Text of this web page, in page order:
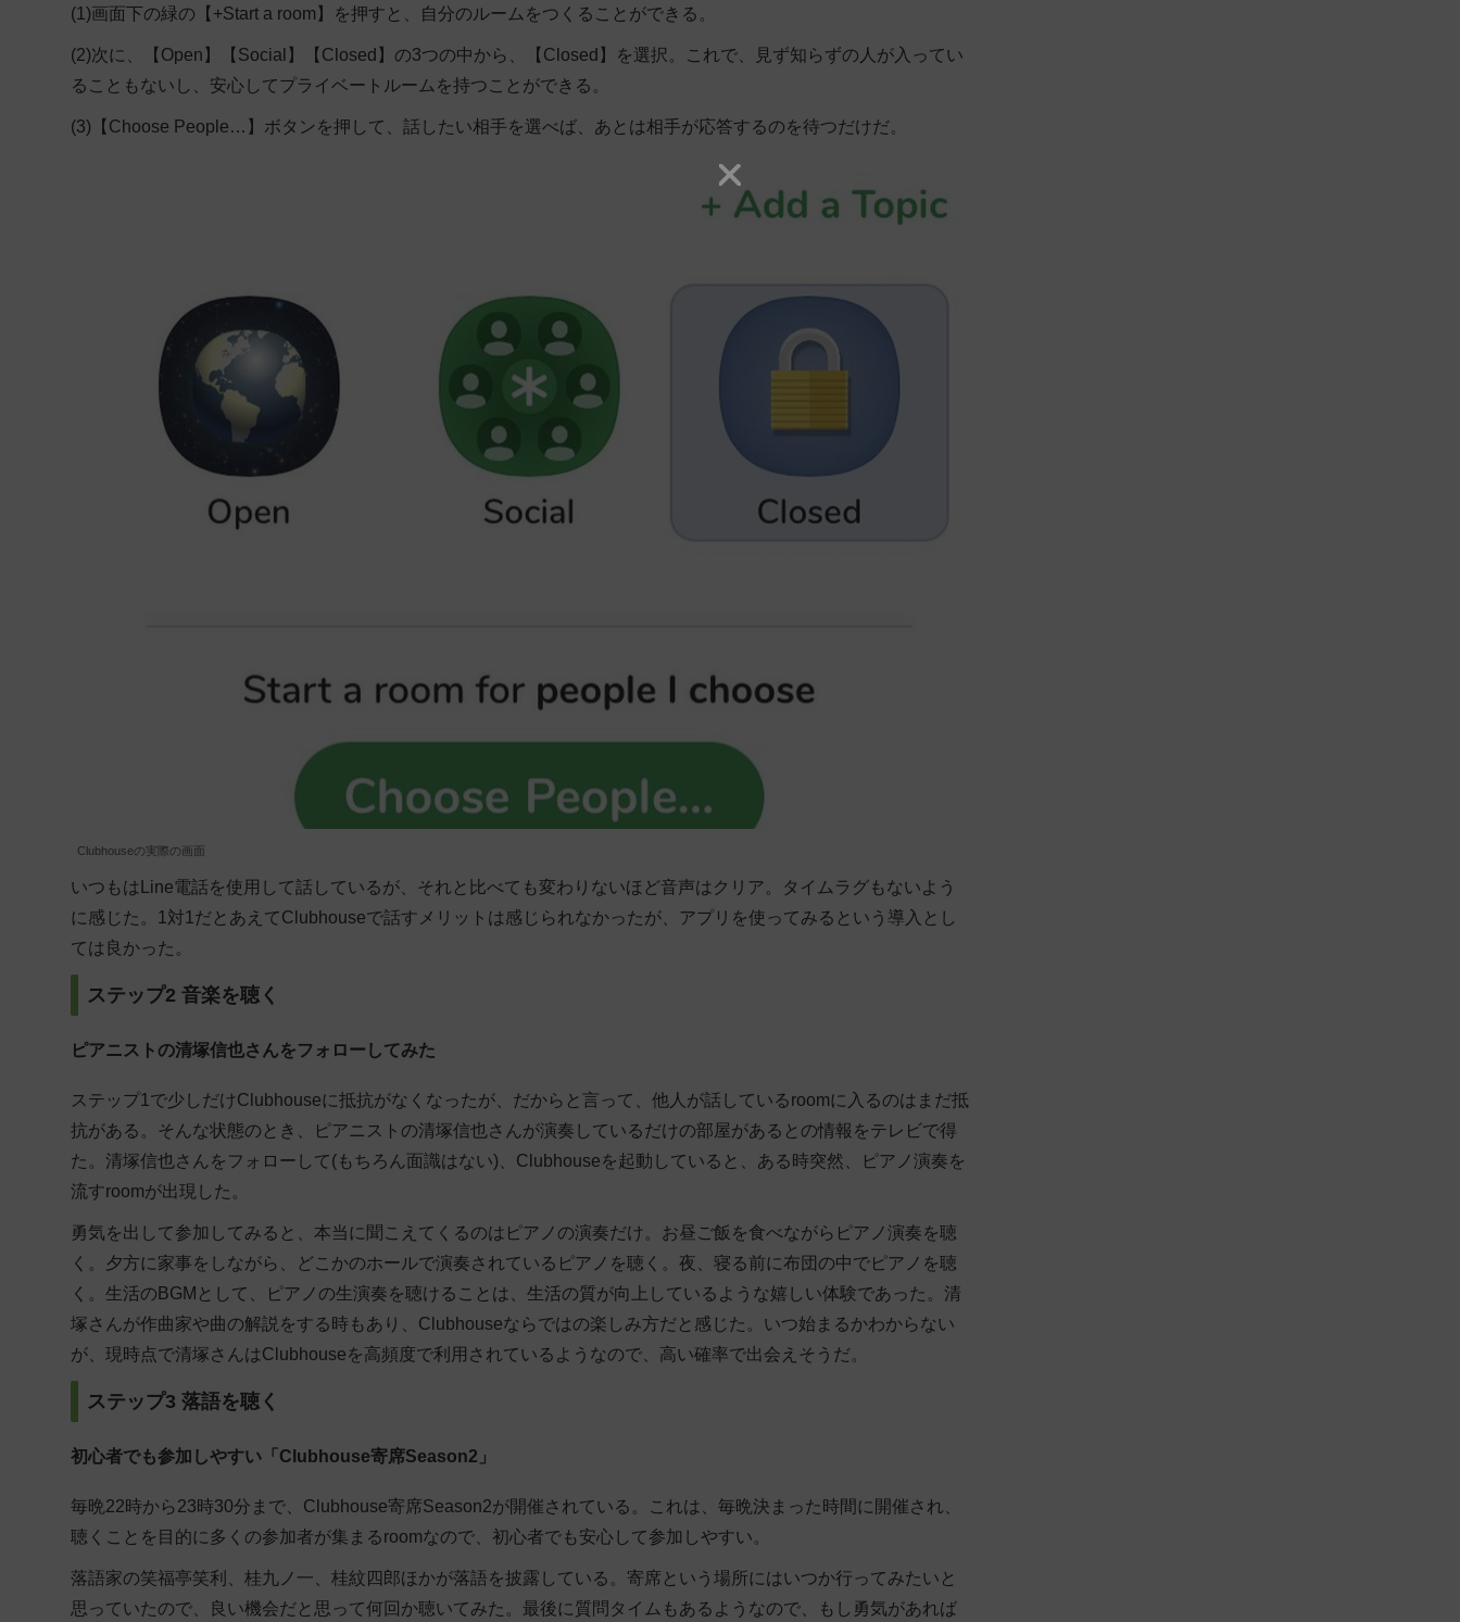
(1)画面下の緑の【+Start a room】を押すと、自分のルームをつくることができる。
(2)次に、【Open】【Social】【Closed】の3つの中から、【Closed】を選択。これで、見ず知らずの人が入ってい
ることもないし、安心してプライベートルームを持つことができる。
(3)【Choose People…】ボタンを押して、話したい相手を選べば、あとは相手が応答するのを待つだけだ。
Clubhouseの実際の画面
いつもはLine電話を使用して話しているが、それと比べても変わりないほど音声はクリア。タイムラグもないよう
に感じた。1対1だとあえてClubhouseで話すメリットは感じられなかったが、アプリを使ってみるという導入とし
ては良かった。
ステップ2 音楽を聴く
ピアニストの清塚信也さんをフォローしてみた
ステップ1で少しだけClubhouseに抵抗がなくなったが、だからと言って、他人が話しているroomに入るのはまだ抵
抗がある。そんな状態のとき、ピアニストの清塚信也さんが演奏しているだけの部屋があるとの情報をテレビで得
た。清塚信也さんをフォローして(もちろん面識はない)、Clubhouseを起動していると、ある時突然、ピアノ演奏を
流すroomが出現した。
勇気を出して参加してみると、本当に聞こえてくるのはピアノの演奏だけ。お昼ご飯を食べながらピアノ演奏を聴
く。夕方に家事をしながら、どこかのホールで演奏されているピアノを聴く。夜、寝る前に布団の中でピアノを聴
く。生活のBGMとして、ピアノの生演奏を聴けることは、生活の質が向上しているような嬉しい体験であった。清
塚さんが作曲家や曲の解説をする時もあり、Clubhouseならではの楽しみ方だと感じた。いつ始まるかわからない
が、現時点で清塚さんはClubhouseを高頻度で利用されているようなので、高い確率で出会えそうだ。
ステップ3 落語を聴く
初心者でも参加しやすい「Clubhouse寄席Season2」
毎晩22時から23時30分まで、Clubhouse寄席Season2が開催されている。これは、毎晩決まった時間に開催され、
聴くことを目的に多くの参加者が集まるroomなので、初心者でも安心して参加しやすい。
落語家の笑福亭笑利、桂九ノ一、桂紋四郎ほかが落語を披露している。寄席という場所にはいつか行ってみたいと
思っていたので、良い機会だと思って何回か聴いてみた。最後に質問タイムもあるようなので、もし勇気があれば